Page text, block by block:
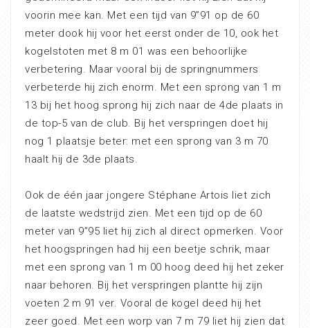
voorin mee kan. Met een tijd van 9”91 op de 60
meter dook hij voor het eerst onder de 10, ook het
kogelstoten met 8 m 01 was een behoorlijke
verbetering. Maar vooral bij de springnummers
verbeterde hij zich enorm. Met een sprong van 1 m
13 bij het hoog sprong hij zich naar de 4de plaats in
de top-5 van de club. Bij het verspringen doet hij
nog 1 plaatsje beter: met een sprong van 3 m 70
haalt hij de 3de plaats.
Ook de één jaar jongere Stéphane Artois liet zich
de laatste wedstrijd zien. Met een tijd op de 60
meter van 9”95 liet hij zich al direct opmerken. Voor
het hoogspringen had hij een beetje schrik, maar
met een sprong van 1 m 00 hoog deed hij het zeker
naar behoren. Bij het verspringen plantte hij zijn
voeten 2 m 91 ver. Vooral de kogel deed hij het
zeer goed. Met een worp van 7 m 79 liet hij zien dat